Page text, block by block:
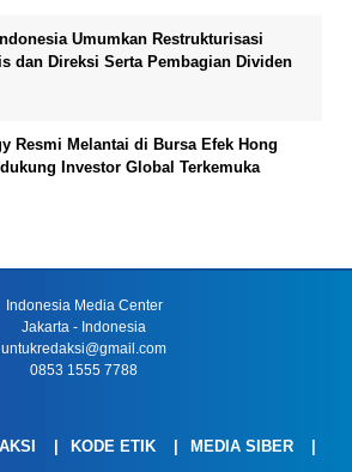
Umumkan Restrukturisasi
dan Direksi Serta Pembagian Dividen
Resmi Melantai di Bursa Efek Hong
Investor Global Terkemuka
Indonesia Media Center
Jakarta - Indonesia
untukredaksi@gmail.com
0853 1555 7788
KODE ETIK MEDIA SIBER